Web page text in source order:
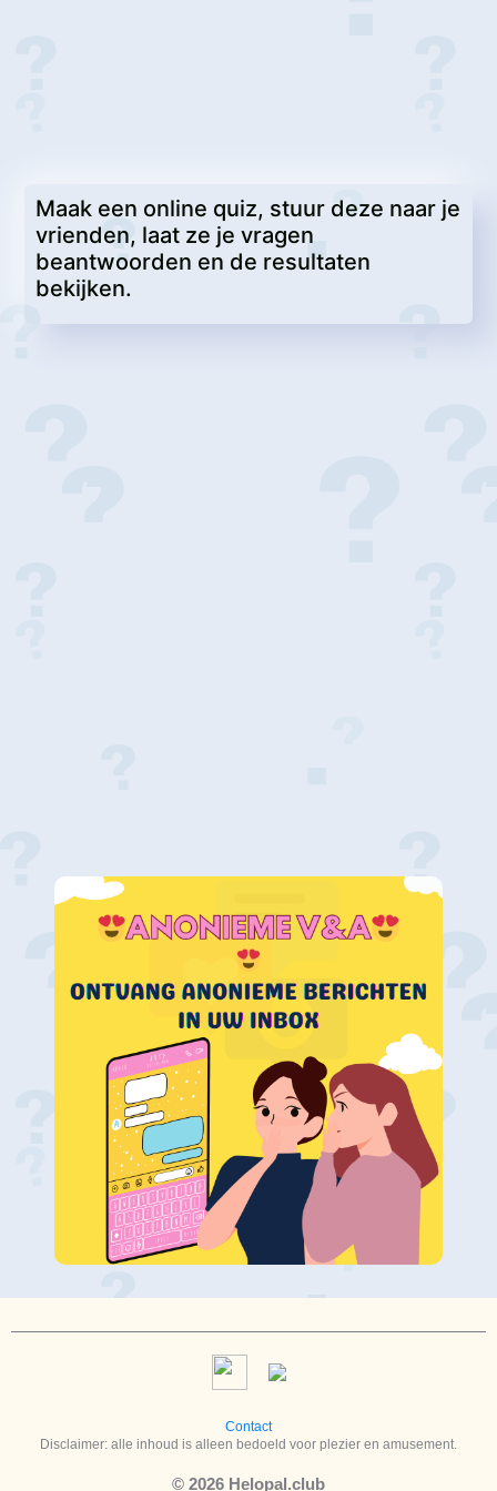
Maak een online quiz, stuur deze naar je
vrienden, laat ze je vragen
beantwoorden en de resultaten
bekijken.
Contact
Disclaimer: alle inhoud is alleen bedoeld voor plezier en amusement.
© 2026 Helopal.club